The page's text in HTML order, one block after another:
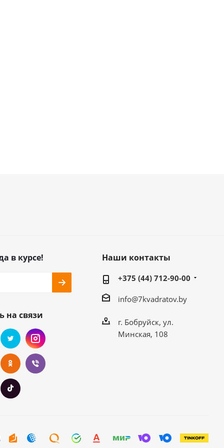
в курсе!
на связи
Наши контакты
+375 (44) 712-90-00
info@7kvadratov.by
г. Бобруйск, ул.
Минская, 108